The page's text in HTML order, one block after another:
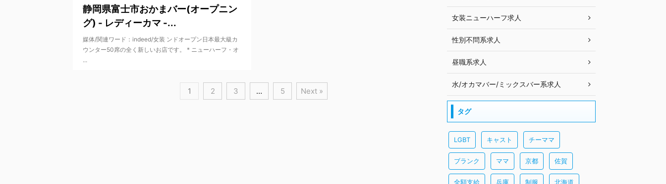
静岡県富士市おかまバー(オープニン
グ) - レディーカマ -...
媒体/関連ワード：indeed/女装 ンドオープン日本最大級カ
ウンター50席の全く新しいお店です。 * ニューハーフ・オ
...
1 2 3 … 5 Next »
女装ニューハーフ求人
性別不問系求人
昼職系求人
水/オカマバー/ミックスバー系求人
タグ
LGBT キャスト チーママ
ブランク ママ 京都 佐賀
全額支給 兵庫 制服 北海道